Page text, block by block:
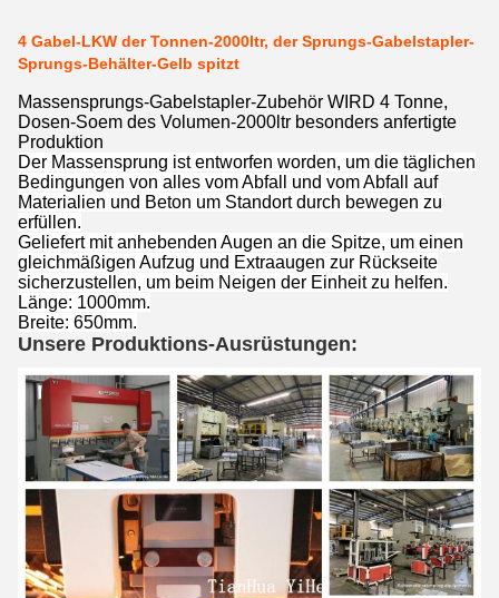
4 Gabel-LKW der Tonnen-2000ltr, der Sprungs-Gabelstapler-
Sprungs-Behälter-Gelb spitzt
Massensprungs-Gabelstapler-Zubehör WIRD 4 Tonne,
Dosen-Soem des Volumen-2000ltr besonders anfertigte
Produktion
Der Massensprung ist entworfen worden, um die täglichen
Bedingungen von alles vom Abfall und vom Abfall auf
Materialien und Beton um Standort durch bewegen zu
erfüllen.
Geliefert mit anhebenden Augen an die Spitze, um einen
gleichmäßigen Aufzug und Extraaugen zur Rückseite
sicherzustellen, um beim Neigen der Einheit zu helfen.
Länge: 1000mm.
Breite: 650mm.
Unsere Produktions-Ausrüstungen: